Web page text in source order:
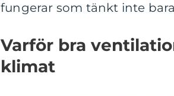
fungerar som tänkt inte
Varför bra
klimat